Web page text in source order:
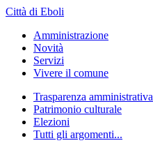
Città di Eboli
Amministrazione
Novità
Servizi
Vivere il comune
Trasparenza amministrativa
Patrimonio culturale
Elezioni
Tutti gli argomenti...